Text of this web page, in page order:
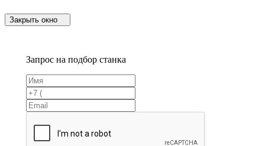
Закрыть окно
Запрос на подбор станка